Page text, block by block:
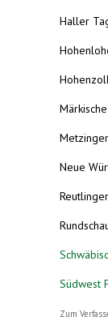
Haller
Neue
Südwest
Zum